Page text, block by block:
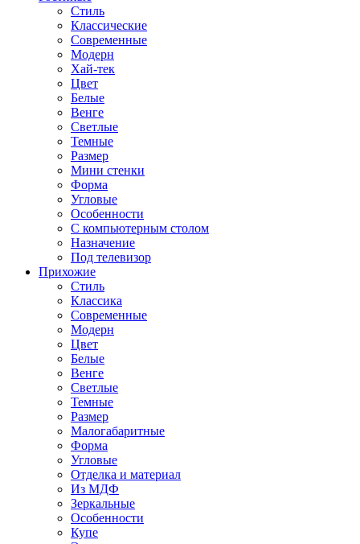
Стиль
Классические
Современные
Модерн
Хай-тек
Цвет
Белые
Венге
Светлые
Темные
Размер
Мини стенки
Форма
Угловые
Особенности
С компьютерным столом
Назначение
Под телевизор
Прихожие
Стиль
Классика
Современные
Модерн
Цвет
Белые
Венге
Светлые
Темные
Размер
Малогабаритные
Форма
Угловые
Отделка и материал
Из МДФ
Зеркальные
Особенности
Купе